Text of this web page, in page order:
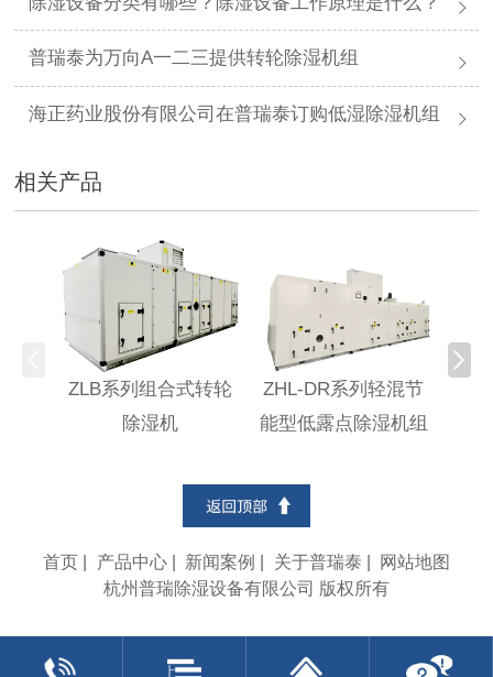
普瑞泰为万向A一二三提供转轮除湿机组
海正药业股份有限公司在普瑞泰订购低湿除湿机组
相关产品
ZLB系列组合式转轮
除湿机
ZHL-DR系列轻混节
能型低露点除湿机组
首页 产品中心 新闻案例 关于普瑞泰
网站地图
杭州普瑞除湿设备有限公司 版权所有